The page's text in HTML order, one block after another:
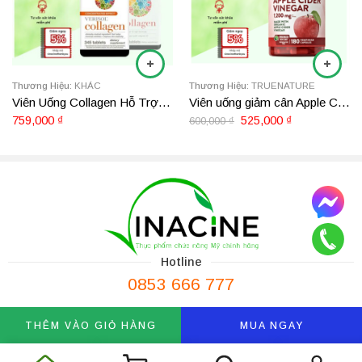
Đến từ thương hiệu y khoa chuyên nghiệp phân khúc cao cấp
hàng đầu tại Mỹ,Designs for Health Annatto-E 150là giải pháp
thượng hạng cung cấp hàm lượng Tocotrienols tinh khiết, mang lại
hiệu năng bảo vệ tim mạch, điều hòa lipid máu và chống lão hóa
chuyên sâu vượt xa các tiêu chuẩn thông thường.
Thương Hiệu: KHÁC
Viên Uống Collagen Hỗ Trợ Làm Đẹp Youtheory Verisol Collagen 345 viên
759,000 ₫
Thương Hiệu: TRUENATURE
Viên uống giảm cân Apple Cider Vinegar 180 viên
600,000₫ 525,000 ₫
Hotline
0853 666 777
THÊM VÀO GIỎ HÀNG MUA NGAY